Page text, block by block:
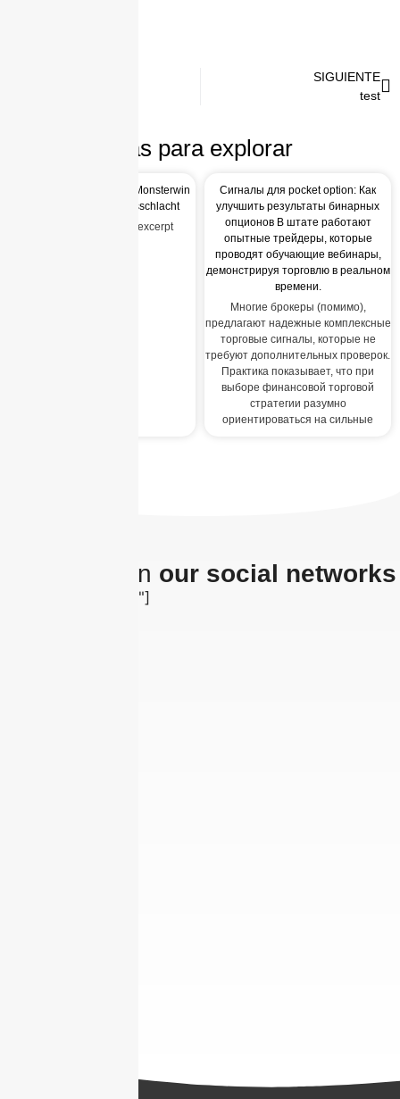
SIGUIENTE
test
Más para explorar
Entfessle dein Glück mit Monsterwin
die beste Gaming-Preisschlacht
Auto-generated post_excerpt
Сигналы для pocket option: Как
улучшить результаты бинарных
опционов В штате работают
опытные трейдеры, которые
проводят обучающие вебинары,
демонстрируя торговлю в реальном
времени.
Многие брокеры (помимо),
предлагают надежные комплексные
торговые сигналы, которые не
требуют дополнительных проверок.
Практика показывает, что при
выборе финансовой торговой
стратегии разумно
ориентироваться на сильные
The latest on our social networks
[insta-gallery id="0"]